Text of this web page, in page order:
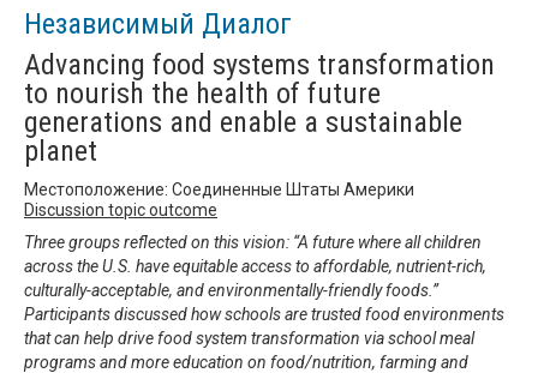
Независимый Диалог
Advancing food systems transformation
to nourish the health of future
generations and enable a sustainable
planet
Местоположение: Соединенные Штаты Америки
Discussion topic outcome
Three groups reflected on this vision: “A future where all children
across the U.S. have equitable access to affordable, nutrient-rich,
culturally-acceptable, and environmentally-friendly foods.”
Participants discussed how schools are trusted food environments
that can help drive food system transformation via school meal
programs and more education on food/nutrition, farming and